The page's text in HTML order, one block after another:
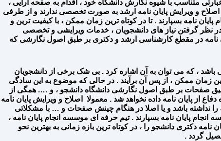
متناسب با شیوه نگارش دانشگاه خود ، اقدام به صفحه آرایی ،
و ویرایش پایان نامه ارشد به صورت تخصصی ندارند و از طرفی
نامه بسپارند . تا در کوتاه ترین زمان ممکن ، با کیفیت ترین و
نظر گرفتن نیاز های دانشجویان ، خدمات ویرایشی و تخصصی
نامه در مقطع کارشناسی ارشد و دکتری بر طبق اصول نگارشی که
، که می توان به آن اشاره کرد . بی شک برخی از دانشجویان
زمان ممکن ، از پس آن برآیند . در حالی که موضوع به این سادگی
صفحات بر طبق اصول نگارشی دانشگاه دانشجو ، و …. همگی از
از پایان نامه داده نخواهد شد . معمولا اصلاح و ویرایش پایان نامه
نداشته باشد و یا اصلا در هنگام چینش صفحات و … با مشکلاتی
پایان نامه بسپارند . تیم حرفه ای موسسه انجام پایان نامه ،
دکتری دانشجو را ، در کوتاه ترین بازه زمانی به بهترین نحو
گردد .